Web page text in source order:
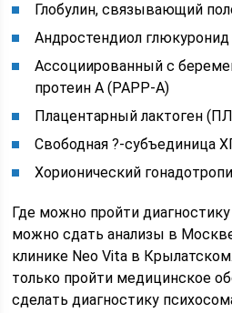
Глобулин, связывающий
Андростендиол глюкуронид
Ассоциированный с
протеин A (PAPP-A)
Плацентарный лактоген
Свободная ?-субъединица
Хорионический
Где можно пройти
можно сдать анализы в
клинике Neo Vita в
только пройти медицинское
сделать диагностику